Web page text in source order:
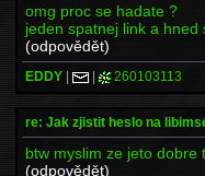
omg proc se hadate ?
jeden spatnej link a
(odpovědět)
EDDY | | 260103113
re: Jak zjistit heslo na
btw myslim ze jeto
(odpovědět)